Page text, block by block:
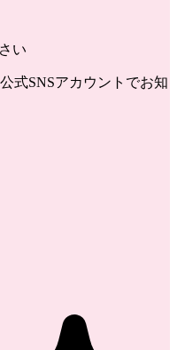
い
式SNSアカウントでお知